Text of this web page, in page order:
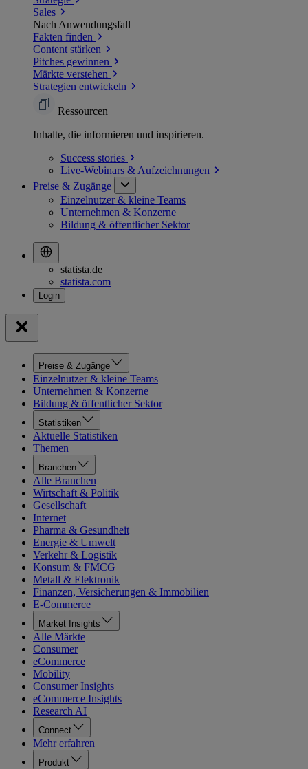
Sales
Nach Anwendungsfall
Fakten finden
Content stärken
Pitches gewinnen
Märkte verstehen
Strategien entwickeln
Ressourcen
Inhalte, die informieren und inspirieren.
Success stories
Live-Webinars & Aufzeichnungen
Preise & Zugänge
Einzelnutzer & kleine Teams
Unternehmen & Konzerne
Bildung & öffentlicher Sektor
statista.de
statista.com
Preise & Zugänge
Einzelnutzer & kleine Teams
Unternehmen & Konzerne
Bildung & öffentlicher Sektor
Statistiken
Aktuelle Statistiken
Themen
Branchen
Alle Branchen
Wirtschaft & Politik
Gesellschaft
Internet
Pharma & Gesundheit
Energie & Umwelt
Verkehr & Logistik
Konsum & FMCG
Metall & Elektronik
Finanzen, Versicherungen & Immobilien
E-Commerce
Market Insights
Alle Märkte
Consumer
eCommerce
Mobility
Consumer Insights
eCommerce Insights
Research AI
Connect
Mehr erfahren
Produkt